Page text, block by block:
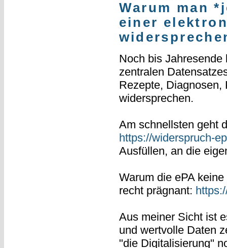
Warum man
einer
Noch bis
zentralen
Rezepte,
widersprechen.
Am schnellsten geht
https://widerspruch-
Ausfüllen, an die
Warum die ePA
recht prägnant:
Aus meiner Sicht ist
und wertvolle Daten
"die Digitalisierung"